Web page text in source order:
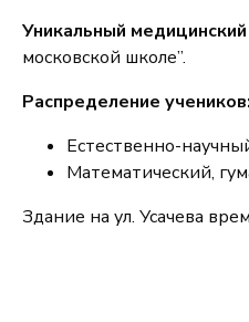
Уникальный
московской школе”.
Распределение учеников:
Естественно-
Математический,
Здание на ул. Усачева